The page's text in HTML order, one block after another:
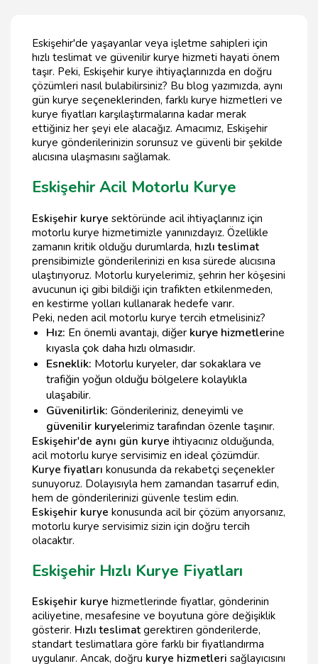
Eskişehir'de yaşayanlar veya işletme sahipleri için
hızlı teslimat ve güvenilir kurye hizmeti hayati önem
taşır. Peki, Eskişehir kurye ihtiyaçlarınızda en doğru
çözümleri nasıl bulabilirsiniz? Bu blog yazımızda, aynı
gün kurye seçeneklerinden, farklı kurye hizmetleri ve
kurye fiyatları karşılaştırmalarına kadar merak
ettiğiniz her şeyi ele alacağız. Amacımız, Eskişehir
kurye gönderilerinizin sorunsuz ve güvenli bir şekilde
alıcısına ulaşmasını sağlamak.
Eskişehir Acil Motorlu Kurye
Eskişehir kurye sektöründe acil ihtiyaçlarınız için
motorlu kurye hizmetimizle yanınızdayız. Özellikle
zamanın kritik olduğu durumlarda, hızlı teslimat
prensibimizle gönderilerinizi en kısa sürede alıcısına
ulaştırıyoruz. Motorlu kuryelerimiz, şehrin her köşesini
avucunun içi gibi bildiği için trafikten etkilenmeden,
en kestirme yolları kullanarak hedefe varır.
Peki, neden acil motorlu kurye tercih etmelisiniz?
Hız: En önemli avantajı, diğer kurye hizmetlerine
kıyasla çok daha hızlı olmasıdır.
Esneklik: Motorlu kuryeler, dar sokaklara ve
trafiğin yoğun olduğu bölgelere kolaylıkla
ulaşabilir.
Güvenilirlik: Gönderileriniz, deneyimli ve
güvenilir kuryelerimiz tarafından özenle taşınır.
Eskişehir'de aynı gün kurye ihtiyacınız olduğunda,
acil motorlu kurye servisimiz en ideal çözümdür.
Kurye fiyatları konusunda da rekabetçi seçenekler
sunuyoruz. Dolayısıyla hem zamandan tasarruf edin,
hem de gönderilerinizi güvenle teslim edin.
Eskişehir kurye konusunda acil bir çözüm arıyorsanız,
motorlu kurye servisimiz sizin için doğru tercih
olacaktır.
Eskişehir Hızlı Kurye Fiyatları
Eskişehir kurye hizmetlerinde fiyatlar, gönderinin
aciliyetine, mesafesine ve boyutuna göre değişiklik
gösterir. Hızlı teslimat gerektiren gönderilerde,
standart teslimatlara göre farklı bir fiyatlandırma
uygulanır. Ancak, doğru kurye hizmetleri sağlayıcısını